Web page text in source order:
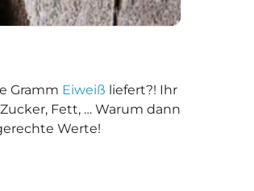
Gramm Eiweiß liefert?! Ihr
Fett, … Warum dann
Werte!